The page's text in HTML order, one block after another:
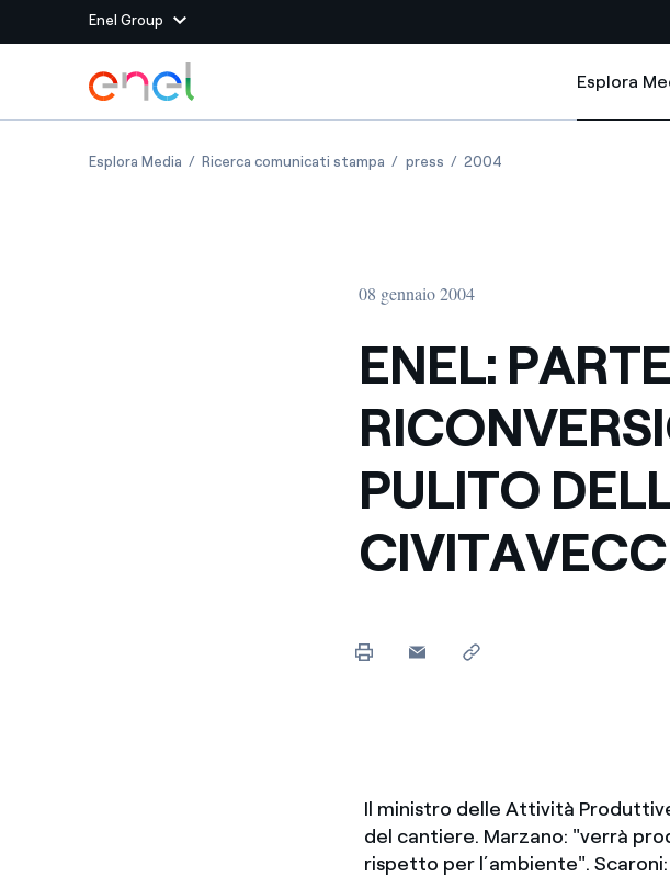
Enel Group
Siti del Gruppo
Enel Green Power Produciamo energia pulita da fonti rinnovabili
Massimizziamo la creazione di valore grazie al
rapporto con i nostri fornitori
energia pulita
Raccontiamo la storia dell'elettricità in Italia
Vai al contenuto principale
Esplora
Esplora
Esplora MediaENEL: PARTE LA RICONVERSIONE A CARBONE PULITO DELLA CENTRALE
Ricerca comunicati stampa ENEL: PARTE LA RICONVERSIONE A
pressENEL: PARTE LA
2004
08 gennaio 2004
ENEL:
PULITO
Il ministro delle Attività
del cantiere. Marzano: "verrà
rispetto per l’ambiente".